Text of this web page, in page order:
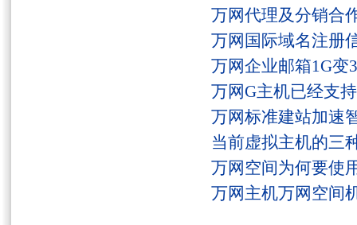
万网代理及分销合
万网国际域名注册
万网企业邮箱1G变
万网G主机已经支
万网标准建站加速
当前虚拟主机的三
万网空间为何要使
万网主机万网空间